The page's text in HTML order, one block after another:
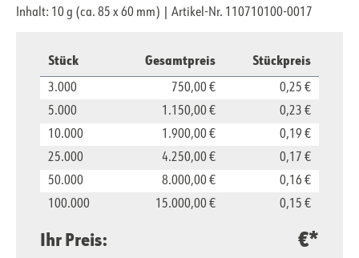
Inhalt: 10 g (ca. 85 x 60 mm) Artikel-Nr. 110710100-0017
Stück Gesamtpreis Stückpreis
3.000 750,00 €
0,25 €
5.000
1.150,00 €
0,23 €
10.000
1.900,00 €
0,19 €
25.000
4.250,00 €
0,17 €
50.000
8.000,00 €
0,16 €
100.000
15.000,00 € 0,15 €
Ihr Preis: €*